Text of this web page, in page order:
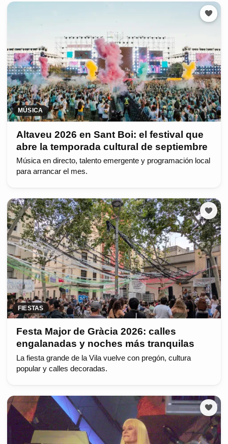
MÚSICA
Altaveu 2026 en Sant Boi: el festival que
abre la temporada cultural de septiembre
Música en directo, talento emergente y programación local
para arrancar el mes.
FIESTAS
Festa Major de Gràcia 2026: calles
engalanadas y noches más tranquilas
La fiesta grande de la Vila vuelve con pregón, cultura
popular y calles decoradas.